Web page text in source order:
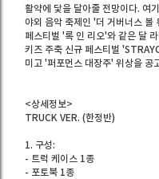
활약에 닻을 달아줄 전망이다. 여
야외 음악 축제인 '더 거버너스
페스티벌 '록 인 리오'와 같은 달
키즈 주축 신규 페스티벌
미고 '퍼포먼스 대장주' 위상을 공
<상세정보>
TRUCK VER. (한정반)
1. 구성:
- 트럭 케이스 1종
- 포토북 1종